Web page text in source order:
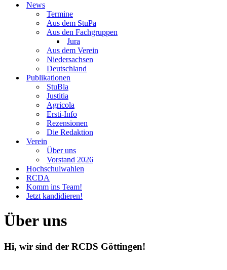
News
Termine
Aus dem StuPa
Aus den Fachgruppen
Jura
Aus dem Verein
Niedersachsen
Deutschland
Publikationen
StuBla
Justitia
Agricola
Ersti-Info
Rezensionen
Die Redaktion
Verein
Über uns
Vorstand 2026
Hochschulwahlen
RCDA
Komm ins Team!
Jetzt kandidieren!
Über uns
Hi, wir sind der RCDS Göttingen!